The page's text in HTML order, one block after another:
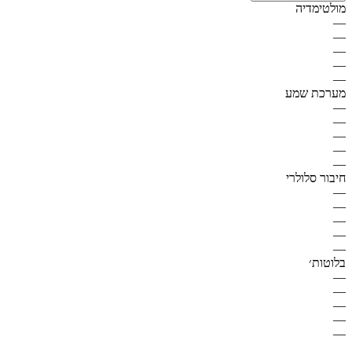
מולטימדיה
—
—
—
—
—
מערכת שמע
—
—
—
—
—
חיבור סלולרי
—
—
—
—
—
בלוטות׳
—
—
—
—
—